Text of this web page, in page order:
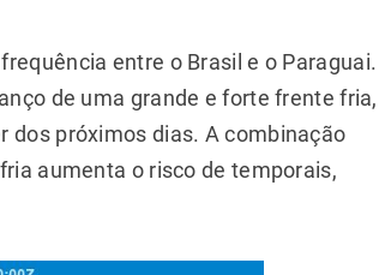
entre o Brasil e o Paraguai.
de uma grande e forte frente fria,
dos próximos dias. A combinação
aumenta o risco de temporais,